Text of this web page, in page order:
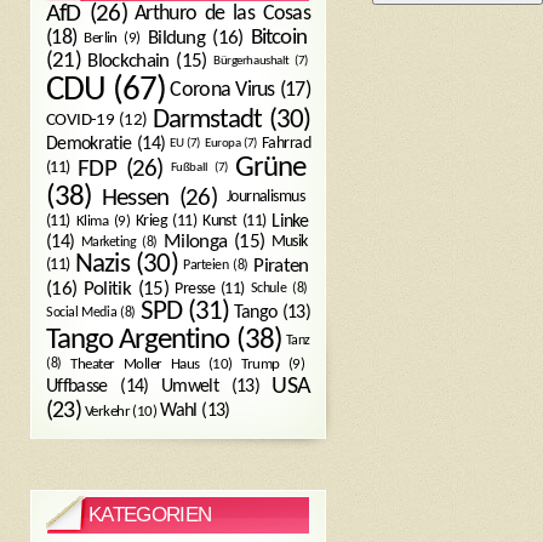
AfD(26) Arthuro de las Cosas
(18) Berlin (9) Bildung(16) Bitcoin
(21) Blockchain (15) Bürgerhaushalt (7)
CDU (67) Corona Virus(17)
COVID-19 (12) Darmstadt (30)
Demokratie(14) EU(7) Europa(7) Fahrrad
(11)
FDP(26) Fußball (7)
Grüne
(38) Hessen (26) Journalismus
(11) Klima(9) Krieg(11) Kunst(11) Linke
(14) Marketing(8) Milonga(15) Musik
(11) Nazis(30) Parteien(8) Piraten
(16) Politik(15) Presse(11) Schule(8)
Social Media (8) SPD(31) Tango(13)
Tango Argentino(38) Tanz
(8)
Theater Moller Haus(10) Trump(9)
Uffbasse(14) Umwelt(13)
USA
(23) Verkehr(10) Wahl (13)
KATEGORIEN